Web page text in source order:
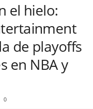
el hielo:
de playoffs
en NBA y
0